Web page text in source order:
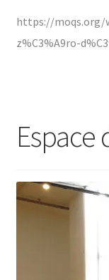
https://moqs.org/
z%C3%A9ro-
Espace